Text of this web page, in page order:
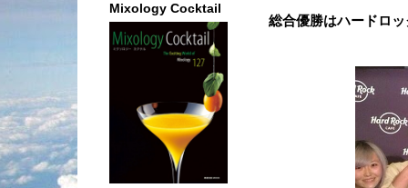
総合優勝はハードロ
Mixology Cocktail